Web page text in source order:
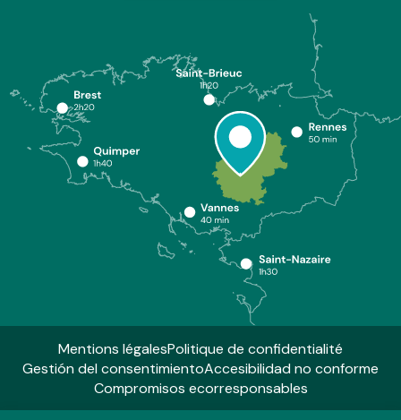
Mentions légalesPolitique de confidentialité
Gestión del consentimientoAccesibilidad no conforme
Compromisos ecorresponsables